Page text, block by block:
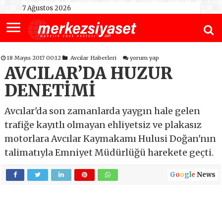
7 Ağustos 2026
18 Mayıs 2017 00:12 Avcılar Haberleri yorum yap
AVCILAR’DA HUZUR
DENETİMİ
Avcılar'da son zamanlarda yaygın hale gelen
trafiğe kayıtlı olmayan ehliyetsiz ve plakasız
motorlara Avcılar Kaymakamı Hulusi Doğan'nın
talimatıyla Emniyet Müdürlüğü harekete geçti.
Google News